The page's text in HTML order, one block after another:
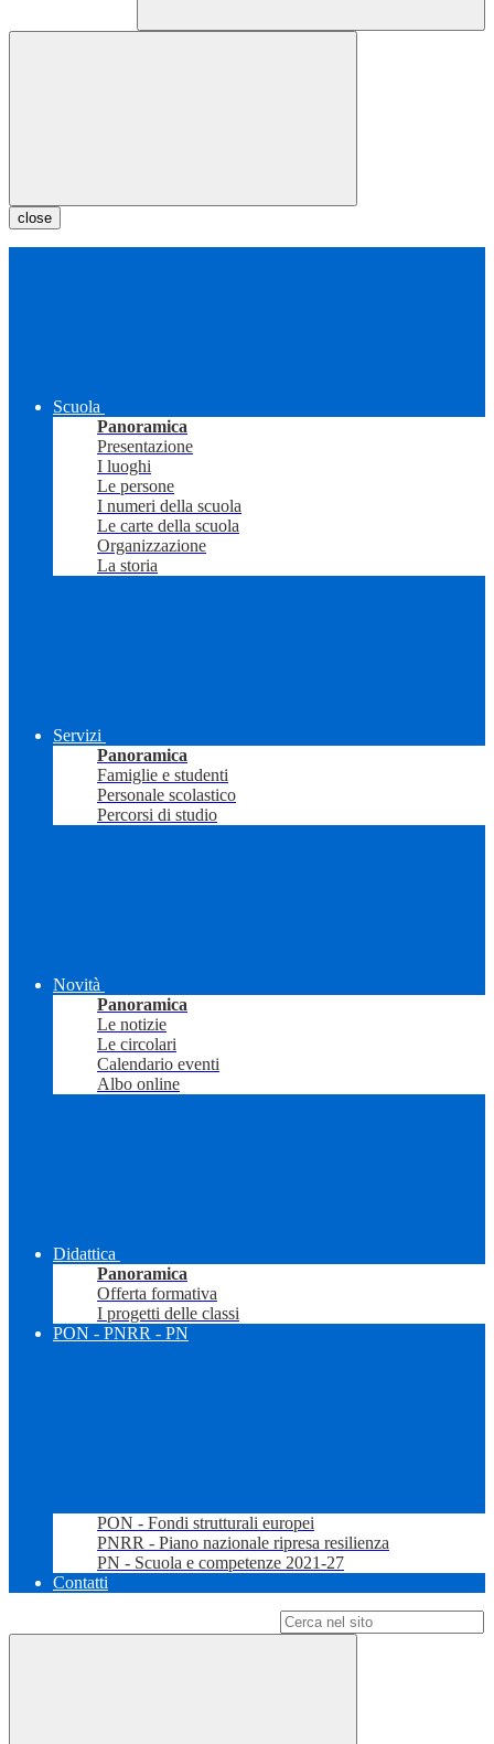
close
Scuola
Panoramica
Presentazione
I luoghi
Le persone
I numeri della scuola
Le carte della scuola
Organizzazione
La storia
Servizi
Panoramica
Famiglie e studenti
Personale scolastico
Percorsi di studio
Novità
Panoramica
Le notizie
Le circolari
Calendario eventi
Albo online
Didattica
Panoramica
Offerta formativa
I progetti delle classi
PON - PNRR - PN
PON - Fondi strutturali europei
PNRR - Piano nazionale ripresa resilienza
PN - Scuola e competenze 2021-27
Contatti